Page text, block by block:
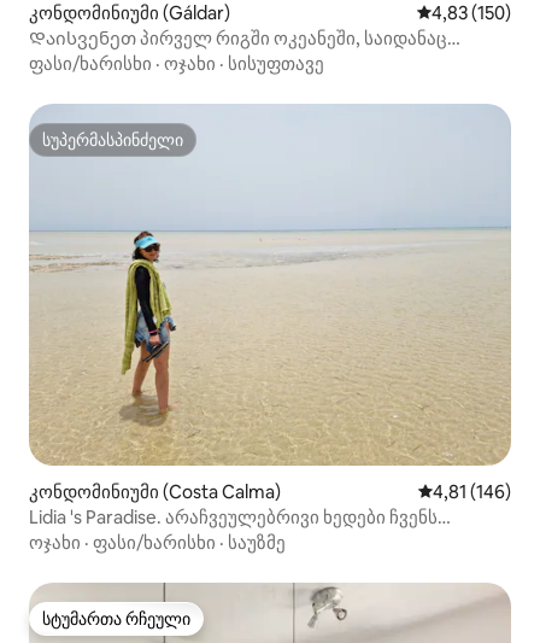
კონდომინიუმი (Gáldar) საშუალო
4,83 (150)
Დაისვენეთ პირველ რიგში ოკეანეში, საიდანაც
ულამაზესი ხედი იშლება
ფასი/ხარისხი · ოჯახი · სისუფთავე
სუპერმასპინძელი
სუპერმასპინძელი
კონდომინიუმი (Costa Calma) საშუალო
4,81 (146)
Lidia 's Paradise. არაჩვეულებრივი ხედები ჩვენს
საყვარელ პლაჟზე.
ოჯახი · ფასი/ხარისხი · საუზმე
სტუმართა რჩეული
სტუმართა რჩეული